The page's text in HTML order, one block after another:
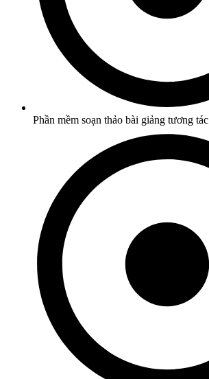
Phần mềm soạn thảo bài giảng tương tác